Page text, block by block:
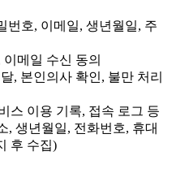
번호, 이메일, 생년월일, 주
메일 수신 동의
, 본인의사 확인, 불만 처리
스 이용 기록, 접속 로그 등
, 생년월일, 전화번호, 휴대
후 수집)